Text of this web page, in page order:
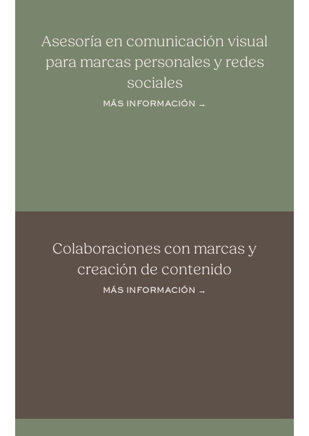
Asesoría en comunicación visual
para marcas personales y redes
sociales
MÁS INFORMACIÓN →
Colaboraciones con marcas y
creación de contenido
MÁS INFORMACIÓN →